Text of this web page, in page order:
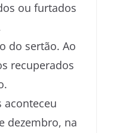
ou furtados
do sertão. Ao
recuperados
aconteceu
dezembro, na